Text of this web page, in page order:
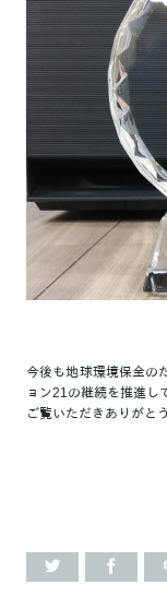
今後も地球環境保全の
ョン21の継続を推進し
ご覧いただきありがと